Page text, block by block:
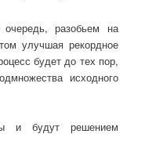
разобьем на
улучшая рекордное
будет до тех пор,
исходного
и будут решением